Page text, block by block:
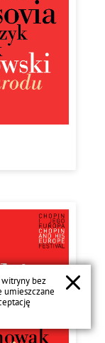
witryny bez
umieszczane